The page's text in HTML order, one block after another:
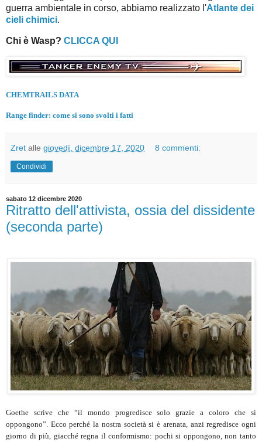
guerra ambientale in corso, abbiamo realizzato l'Atlante dei
cieli chimici.
Chi è Wasp? CLICCA QUI
CHEMTRAILS DATA
Range finder: come si sono svolti i fatti
Zret alle giovedì, dicembre 17, 2020 8 commenti:
Condividi
sabato 12 dicembre 2020
Ritratto dell'attivista, ossia del dissidente
(seconda parte)
Goethe scrive che “il mondo progredisce solo grazie a coloro che si
oppongono”. Ecco perché la nostra società si è arenata, anzi regredisce ogni
giorno di più, giacché regna il conformismo: pochi si oppongono, non tanto